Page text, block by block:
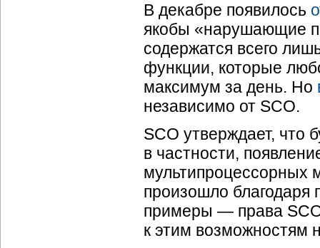
В декабре появилось
якобы «нарушающие
содержатся всего
функции, которые
максимум за день. Но
независимо от SCO.
SCO утверждает, что
в частности,
мультипроцессорных
произошло благодаря
примеры — права
к этим возможностям